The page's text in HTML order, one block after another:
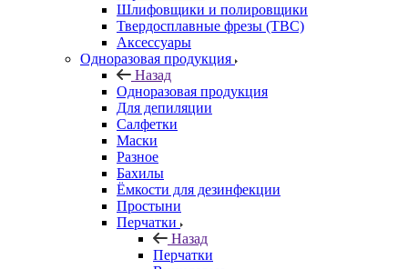
Шлифовщики и полировщики
Твердосплавные фрезы (ТВС)
Аксессуары
Одноразовая продукция
Назад
Одноразовая продукция
Для депиляции
Салфетки
Маски
Разное
Бахилы
Ёмкости для дезинфекции
Простыни
Перчатки
Назад
Перчатки